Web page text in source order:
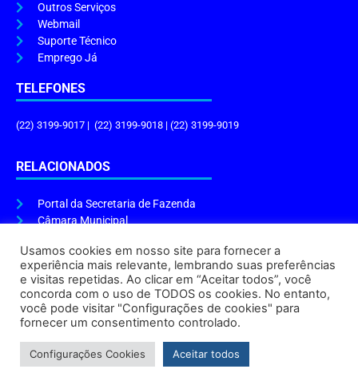
Outros Serviços
Webmail
Suporte Técnico
Emprego Já
TELEFONES
(22) 3199-9017 | (22) 3199-9018 | (22) 3199-9019
RELACIONADOS
Portal da Secretaria de Fazenda
Câmara Municipal
ENDEREÇO E HORÁRIO
Endereço:Praça Tiradentes, s/n – Centro, Cabo Frio – RJ, 28906-290
Atendimento do Protocolo Geral da Prefeitura:9h às 16h
Horário de Funcionamento:8h às 17h
Usamos cookies em nosso site para fornecer a
experiência mais relevante, lembrando suas preferências
e visitas repetidas. Ao clicar em “Aceitar todos”, você
concorda com o uso de TODOS os cookies. No entanto,
você pode visitar "Configurações de cookies" para
fornecer um consentimento controlado.
Configurações Cookies Aceitar todos